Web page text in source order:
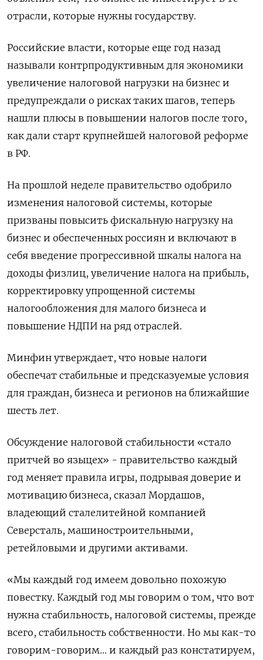
отрасли, которые нужны государству.
Российские власти, которые еще год назад
называли контрпродуктивным для экономики
увеличение налоговой нагрузки на бизнес и
предупреждали о рисках таких шагов, теперь
нашли плюсы в повышении налогов после того,
как дали старт крупнейшей налоговой реформе
в РФ.
На прошлой неделе правительство одобрило
изменения налоговой системы, которые
призваны повысить фискальную нагрузку на
бизнес и обеспеченных россиян и включают в
себя введение прогрессивной шкалы налога на
доходы физлиц, увеличение налога на прибыль,
корректировку упрощенной системы
налогообложения для малого бизнеса и
повышение НДПИ на ряд отраслей.
Минфин утверждает, что новые налоги
обеспечат стабильные и предсказуемые условия
для граждан, бизнеса и регионов на ближайшие
шесть лет.
Обсуждение налоговой стабильности «стало
притчей во языцех» - правительство каждый
год меняет правила игры, подрывая доверие и
мотивацию бизнеса, сказал Мордашов,
владеющий сталелитейной компанией
Северсталь, машиностроительными,
ретейловыми и другими активами.
«Мы каждый год имеем довольно похожую
повестку. Каждый год мы говорим о том, что вот
нужна стабильность, налоговой системы, прежде
всего, стабильность собственности. Но мы как-то
говорим-говорим... и каждый раз констатируем,